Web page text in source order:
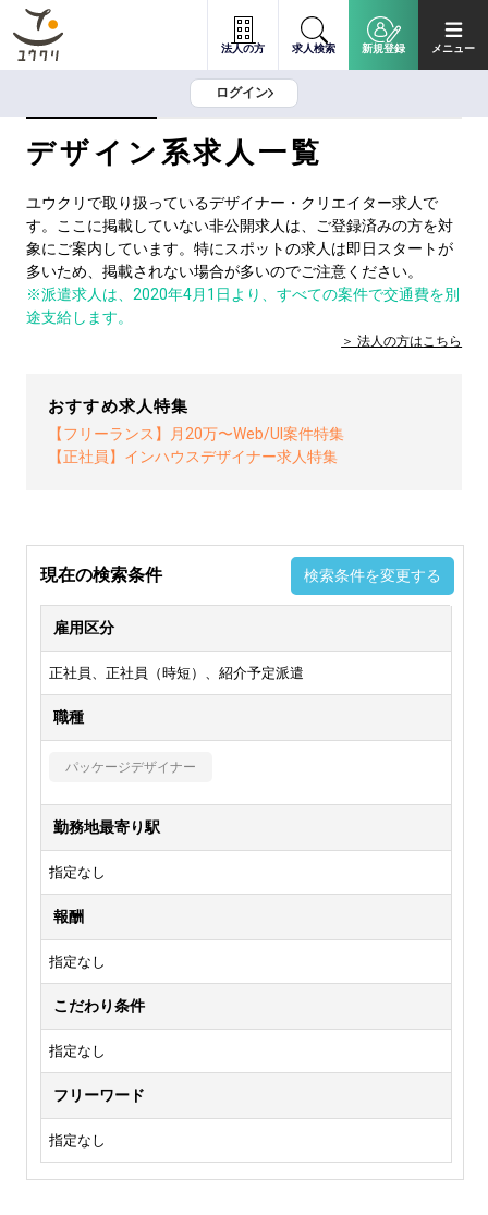
法人の方 求人検索 新規登録 メニュー
ログイン
デザイン系求人一覧
ユウクリで取り扱っているデザイナー・クリエイター求人で
す。ここに掲載していない非公開求人は、ご登録済みの方を対
象にご案内しています。特にスポットの求人は即日スタートが
多いため、掲載されない場合が多いのでご注意ください。
※派遣求人は、2020年4月1日より、すべての案件で交通費を別
途支給します。
法人の方はこちら
おすすめ求人特集
【フリーランス】月20万〜Web/UI案件特集
【正社員】インハウスデザイナー求人特集
現在の検索条件 検索条件を変更する
雇用区分
正社員、正社員（時短）、紹介予定派遣
職種
パッケージデザイナー
勤務地最寄り駅
指定なし
報酬
指定なし
こだわり条件
指定なし
フリーワード
指定なし